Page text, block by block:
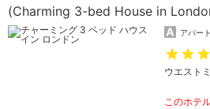
(Charming 3-bed House in
アパー
ウエスト
このホテ